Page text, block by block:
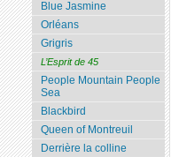
Blue Jasmine
Orléans
Grigris
L’Esprit de 45
People Mountain People
Sea
Blackbird
Queen of Montreuil
Derrière la colline